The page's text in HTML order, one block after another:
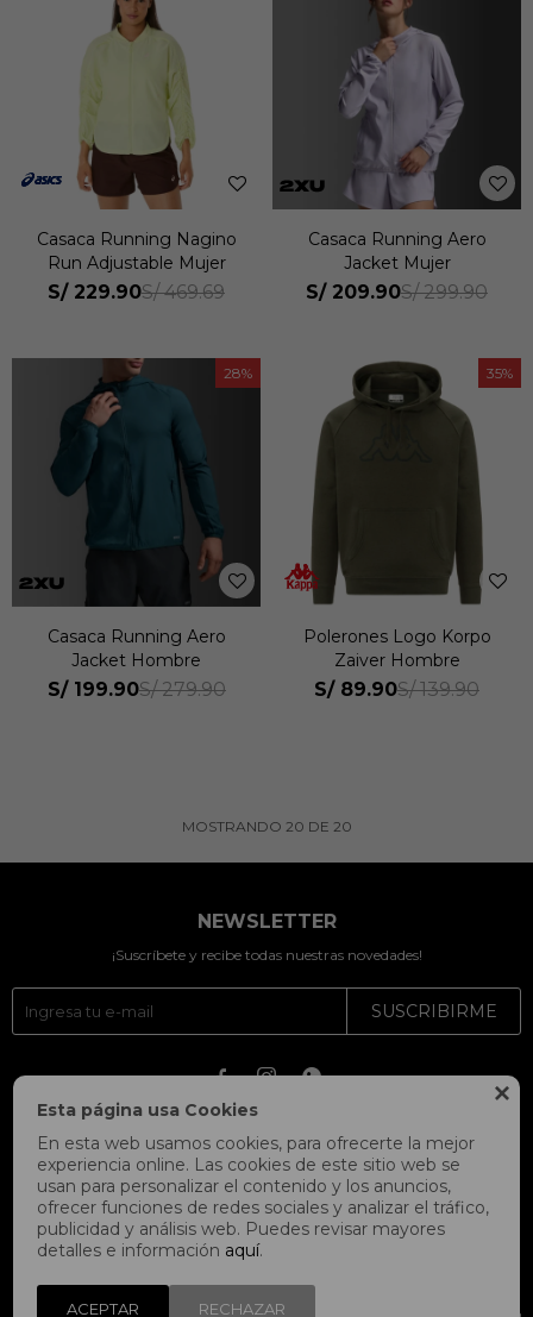

Esta página usa Cookies
En esta web usamos cookies, para ofrecerte la mejor
experiencia online. Las cookies de este sitio web se
usan para personalizar el contenido y los anuncios,
ofrecer funciones de redes sociales y analizar el tráfico,
publicidad y análisis web. Puedes revisar mayores
detalles e información aquí.
ACEPTAR RECHAZAR
Casaca Running Nagino
Run Adjustable Mujer
S/ 229.90S/ 469.69
Casaca Running Aero
Jacket Mujer
S/ 209.90S/ 299.90
28
Casaca Running Aero
Jacket Hombre
S/ 199.90S/ 279.90
35
Polerones Logo Korpo
Zaiver Hombre
S/ 89.90S/ 139.90
MOSTRANDO 20 DE 20
NEWSLETTER
¡Suscríbete y recibe todas nuestras novedades!
SUSCRIBIRME
  